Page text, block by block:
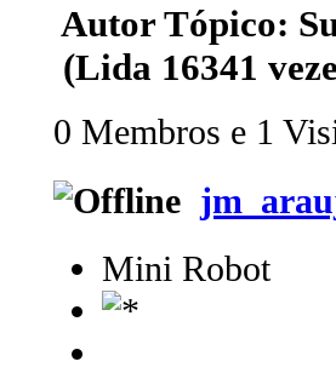
AutorTópico:
(Lida 16341
0 Membros e 1
Mini Robot